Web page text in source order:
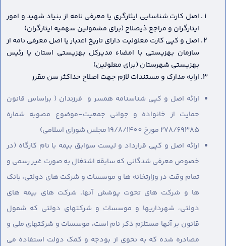
اصل کارت شناسایی ایثارگری یا معرفی نامه از بنیاد شهید و امور
ایثارگران و مراجع ذیصلاح (برای مشمولین سهمیه ایثارگران)
اصل و کپی کارت معلولیت دارای تاریخ اعتبار یا اصل معرفی نامه از
سازمان بهزیستی با امضاء مدیرکل بهزیستی استان یا رئیس
بهزیستی شهرستان (برای معلولین)
ارایه مدارک و مستندات لازم جهت اصلاح حداکثر سن مقرر
ارائه اصل و کپی شناسنامه همسر و فرزندان ( براساس قانون
حمایت از خانواده و جوانی جمعیت-موضوع مصوبه شماره
278/69385 مورخ 19/8/1400 مجلس شورای اسلامی)
ارائه اصل و کپی قرارداد و لیست سوابق بیمه با نام کارگاه (در
خصوص معرفی شدگانی که سابقه اشتغال به صورت غیر رسمی و
تمام وقت در وزارتخانه ها و موسسات و شرکت های دولتی، بانک
ها و شرکت های تحوت پوشش آنها، شرکت های بیمه های
دولتی، شهرداریها و موسسات و شرکتهای دولتی که شمول
قانون بر آنها مستلزم ذکر نام است، موسسات و شرکتهای ملی و
مصادره شده که به نحوی از بودجه و کمک دولت استفاده می